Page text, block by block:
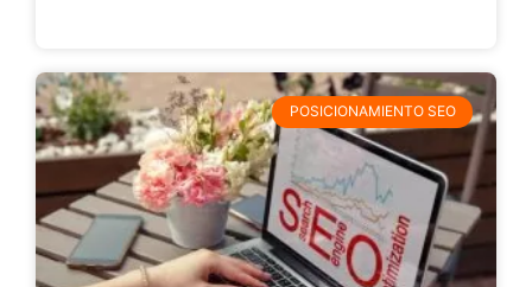
POSICIONAMIENTO SEO